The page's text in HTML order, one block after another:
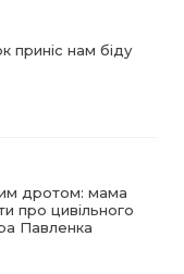
людей
фонду
роки світлої
приніс нам біду
дротом: мама
про цивільного
Павленка